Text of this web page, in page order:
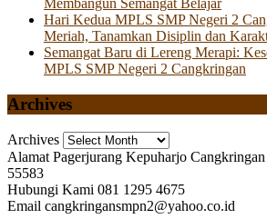
Membangun Semangat Belajar
Hari Kedua MPLS SMP Negeri 2
Meriah, Tanamkan Disiplin dan
Semangat Baru di Lereng Merapi:
MPLS SMP Negeri 2 Cangkringan
Archives
Archives
Alamat Pagerjurang Kepuharjo
55583
Hubungi Kami 081 1295 4675
Email cangkringansmpn2@yahoo.co.id